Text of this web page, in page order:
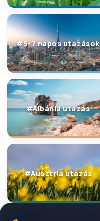
#5-7 napos utazások
#Albánia utazás
#Ausztria utazás